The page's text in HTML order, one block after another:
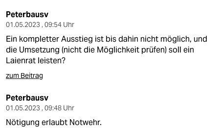
Peterbausv
01.05.2023 , 09:54 Uhr
Ein kompletter Ausstieg ist bis dahin nicht möglich, und
die Umsetzung (nicht die Möglichkeit prüfen) soll ein
Laienrat leisten?
zum Beitrag
Peterbausv
01.05.2023 , 09:48 Uhr
Nötigung erlaubt Notwehr.